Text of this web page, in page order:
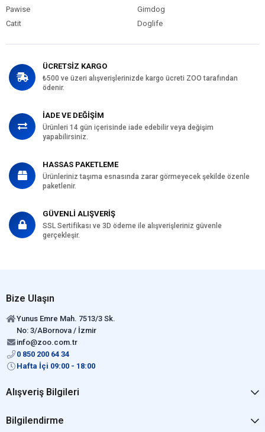
Pawise
Gimdog
Catit
Doglife
ÜCRETSİZ KARGO
₺500 ve üzeri alışverişlerinizde kargo ücreti ZOO tarafından
ödenir.
İADE VE DEĞİŞİM
Ürünleri 14 gün içerisinde iade edebilir veya değişim
yapabilirsiniz.
HASSAS PAKETLEME
Ürünleriniz taşıma esnasında zarar görmeyecek şekilde özenle
paketlenir.
GÜVENLİ ALIŞVERİŞ
SSL Sertifikası ve 3D ödeme ile alışverişleriniz güvenle
gerçekleşir.
Bize Ulaşın
Yunus Emre Mah. 7513/3 Sk.
No: 3/ABornova / İzmir
info@zoo.com.tr
0 850 200 64 34
Hafta İçi 09:00 - 18:00
Alışveriş Bilgileri
Bilgilendirme